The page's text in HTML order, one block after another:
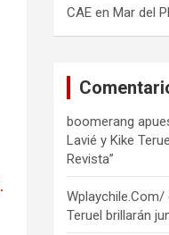
.
CAE en Mar del
boomerang
Lavié y Kike
Revista”
Wplaychile.Com/
Teruel brillarán